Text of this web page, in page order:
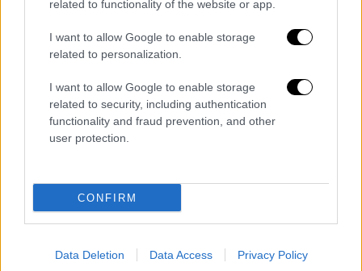
related to functionality of the website or app.
I want to allow Google to enable storage
related to personalization.
I want to allow Google to enable storage
related to security, including authentication
functionality and fraud prevention, and other
user protection.
CONFIRM
Data Deletion Data Access Privacy Policy
ευρωπαϊκές πιέσεις. Το 2024 το Δικαστήριο
της Ευρωπαϊκής Ένωσης καταδίκασε την
Ελλάδα για παραβίαση των υποχρεώσεών
της στον τομέα της αεροναυτιλίας, εξαιτίας
της αποτυχίας εφαρμογής κρίσιμων
συστημάτων δεδομένων και επικοινωνίας
η Κομισιόν απέστειλε στα τέλη του 2025 νέα
αιτιολογημένη γνώμη, προειδοποιώντας
ουσιαστικά για νέο γύρο κυρώσεων εάν δεν
επιταχυνθούν οι αναβαθμίσεις.